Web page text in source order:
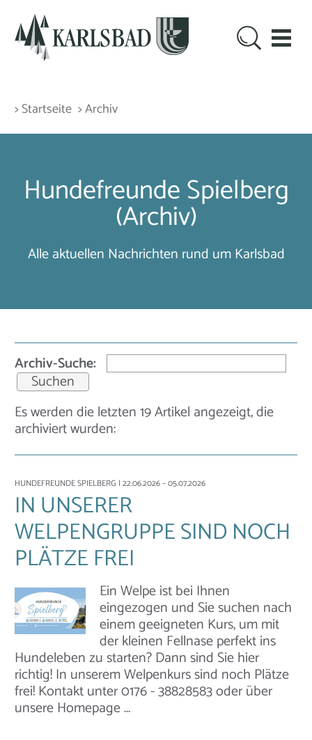
> Startseite > Archiv
Hundefreunde Spielberg
(Archiv)
Alle aktuellen Nachrichten rund um Karlsbad
Archiv-Suche:
Es werden die letzten 19 Artikel angezeigt, die
archiviert wurden:
HUNDEFREUNDE SPIELBERG | 22.06.2026 – 05.07.2026
IN UNSERER
WELPENGRUPPE SIND NOCH
PLÄTZE FREI
Ein Welpe ist bei Ihnen
eingezogen und Sie suchen nach
einem geeigneten Kurs, um mit
der kleinen Fellnase perfekt ins
Hundeleben zu starten? Dann sind Sie hier
richtig! In unserem Welpenkurs sind noch Plätze
frei! Kontakt unter 0176 - 38828583 oder über
unsere Homepage …